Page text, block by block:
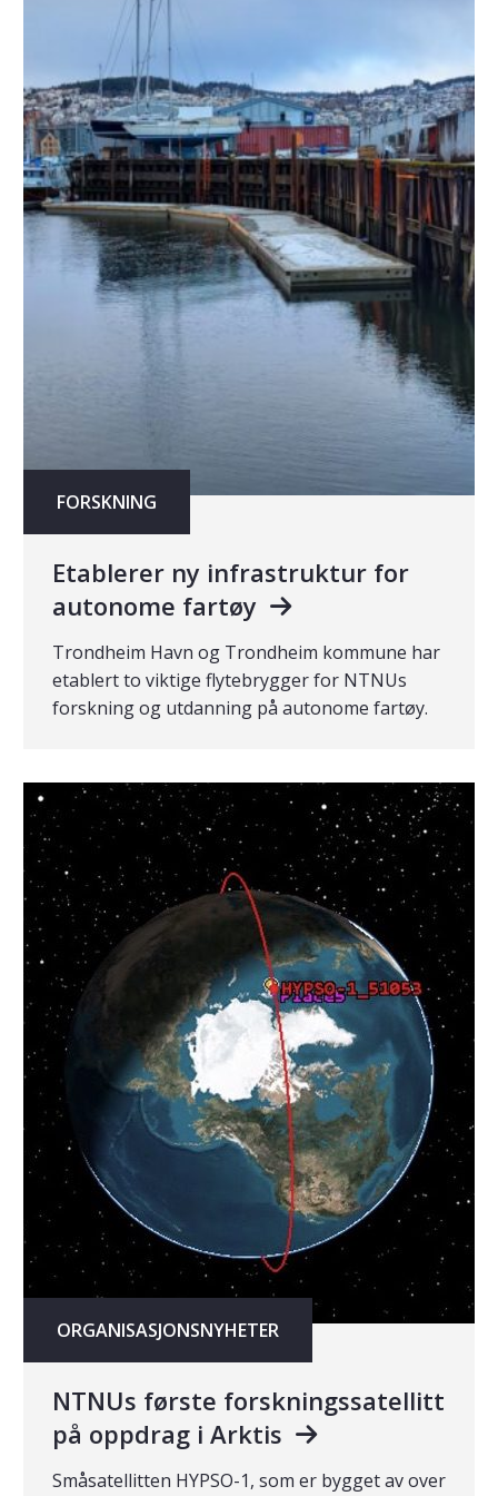
FORSKNING
Etablerer ny infrastruktur for
autonome fartøy
Trondheim Havn og Trondheim kommune har
etablert to viktige flytebrygger for NTNUs
forskning og utdanning på autonome fartøy.
ORGANISASJONSNYHETER
NTNUs første forskningssatellitt
på oppdrag i Arktis
Småsatellitten HYPSO-1, som er bygget av over